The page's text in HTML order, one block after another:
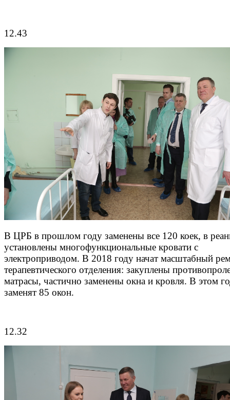
12.43
В ЦРБ в прошлом году заменены все 120 коек, в
установлены многофункциональные кровати с
электроприводом. В 2018 году начат масштабный
терапевтического отделения: закуплены
матрасы, частично заменены окна и кровля. В этом
заменят 85 окон.
12.32